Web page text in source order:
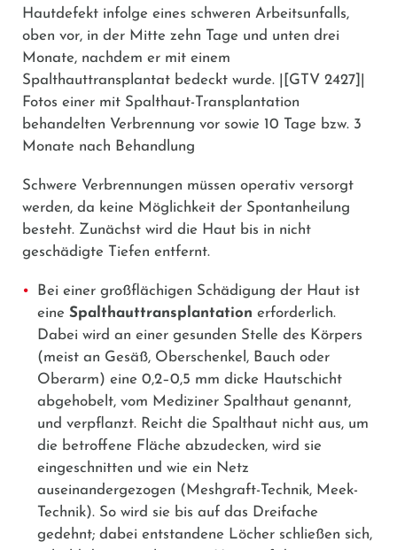
Hautdefekt infolge eines schweren Arbeitsunfalls,
oben vor, in der Mitte zehn Tage und unten drei
Monate, nachdem er mit einem
Spalthauttransplantat bedeckt wurde. |[GTV 2427]|
Fotos einer mit Spalthaut-Transplantation
behandelten Verbrennung vor sowie 10 Tage bzw. 3
Monate nach Behandlung
Schwere Verbrennungen müssen operativ versorgt
werden, da keine Möglichkeit der Spontanheilung
besteht. Zunächst wird die Haut bis in nicht
geschädigte Tiefen entfernt.
Bei einer großflächigen Schädigung der Haut ist
eine Spalthauttransplantation erforderlich.
Dabei wird an einer gesunden Stelle des Körpers
(meist an Gesäß, Oberschenkel, Bauch oder
Oberarm) eine 0,2–0,5 mm dicke Hautschicht
abgehobelt, vom Mediziner Spalthaut genannt,
und verpflanzt. Reicht die Spalthaut nicht aus, um
die betroffene Fläche abzudecken, wird sie
eingeschnitten und wie ein Netz
auseinandergezogen (Meshgraft-Technik, Meek-
Technik). So wird sie bis auf das Dreifache
gedehnt; dabei entstandene Löcher schließen sich,